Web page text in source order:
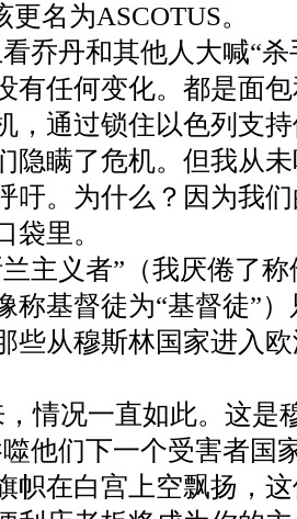
更名为ASCOTUS。
乔丹和其他人大喊“
有任何变化。都是面
，通过锁住以色列支
隐瞒了危机。但我从
吁。为什么？因为我
袋里。
主义者”（我厌倦了
称基督徒为“基督徒”
些从穆斯林国家进入
，情况一直如此。这是
他们下一个受害者国
帜在白宫上空飘扬，